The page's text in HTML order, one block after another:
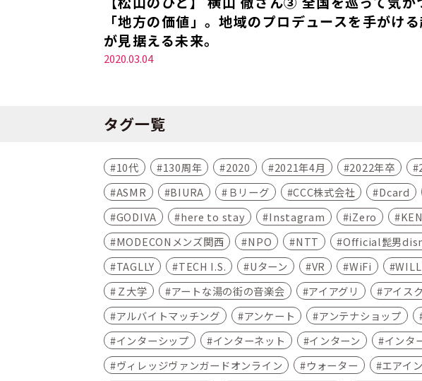
「地方の価値」。地域のプロデュースを手がけ
が見据える未来。
2020.03.04
タグ一覧
10代 130周年 2020 2021年4月 2022年卒
ASMR
BIURA Ｂリーグ CCC株式会社 Dcard
GODIVA
here to stay Instagram iZero
MODECONメンズ関西
NPO NTT Official髭男
TAGLLY
TECH I.S. Uターン VR WiFi
Ｚ大学
アートな湯の街の音楽会 アイアグリ アイス
アルバイトマッチング
アンケート アンテナショップ
インターシップ
インターネット インターン インタ
ヴィレッジヴァンガードオンライン
ウォーター エアイ